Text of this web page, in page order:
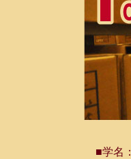
■学名：